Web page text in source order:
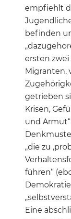
empfiehlt
befinden
ersten
Migranten,
getrieben
Krisen,
und
„die zu
führen“
Eine